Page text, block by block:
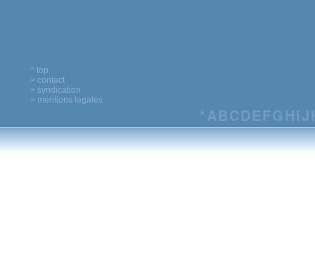
^ top
> contact
> syndication
> mentions legales
*ABCDEFG HIJ